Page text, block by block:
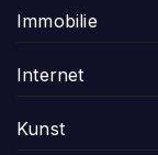
Immobilie
Internet
Kunst